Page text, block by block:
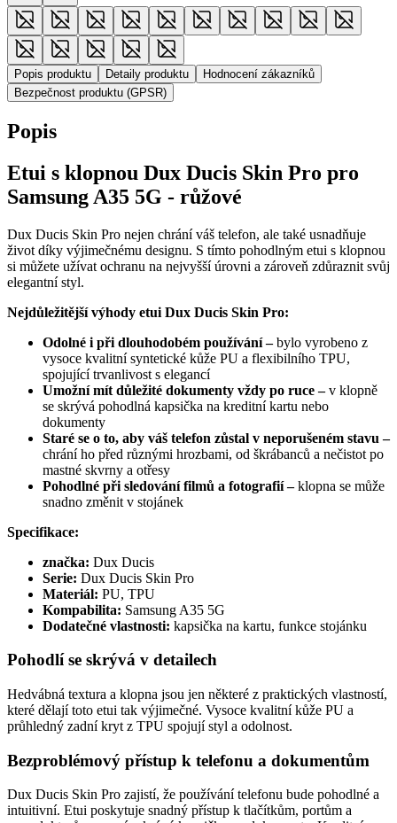
Popis produktu Detaily produktu
Hodnocení zákazníků
Bezpečnost produktu (GPSR)
Popis
Etui s klopnou Dux Ducis Skin Pro pro
Samsung A35 5G - růžové
Dux Ducis Skin Pro nejen chrání váš telefon, ale také usnadňuje
život díky výjimečnému designu. S tímto pohodlným etui s klopnou
si můžete užívat ochranu na nejvyšší úrovni a zároveň zdůraznit svůj
elegantní styl.
Nejdůležitější výhody etui Dux Ducis Skin Pro:
Odolné i při dlouhodobém používání–bylo vyrobeno z
vysoce kvalitní syntetické kůže PU a flexibilního TPU,
spojující trvanlivost s elegancí
Umožní mít důležité dokumenty vždy po ruce–v klopně
se skrývá pohodlná kapsička na kreditní kartu nebo
dokumenty
Staré se o to, aby váš telefon zůstal v neporušeném stavu –
chrání ho před různými hrozbami, od škrábanců a nečistot po
mastné skvrny a otřesy
Pohodlné při sledování filmů a fotografií–klopna se může
snadno změnit v stojánek
Specifikace:
značka: Dux Ducis
Serie: Dux Ducis Skin Pro
Materiál: PU, TPU
Kompabilita: Samsung A35 5G
Dodatečné vlastnosti: kapsička na kartu, funkce stojánku
Pohodlí se skrývá v detailech
Hedvábná textura a klopna jsou jen některé z praktických vlastností,
které dělají toto etui tak výjimečné. Vysoce kvalitní kůže PU a
průhledný zadní kryt z TPU spojují styl a odolnost.
Bezproblémový přístup k telefonu a dokumentům
Dux Ducis Skin Pro zajistí, že používání telefonu bude pohodlné a
intuitivní. Etui poskytuje snadný přístup k tlačítkům, portům a